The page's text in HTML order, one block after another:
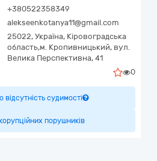
+380522358349
alekseenkotanya11@gmail.com
25022, Україна, Кіровоградська
область,м. Кропивницький, вул.
Велика Перспективна, 41
0
відсутність судимості
порушників